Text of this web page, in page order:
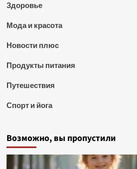
Здоровье
Мода и красота
Новости плюс
Продукты питания
Путешествия
Спорт и йога
Возможно, вы пропустили